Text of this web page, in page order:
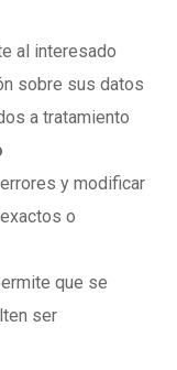
al interesado
sobre sus datos
a tratamiento
y modificar
o
que se
ser